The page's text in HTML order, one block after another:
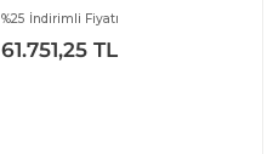
%25 İndirimli Fiyatı
61.751,25 TL